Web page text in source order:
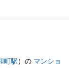
す。
ざいました
的に不動産
らっしゃいま
町駅）の マンショ